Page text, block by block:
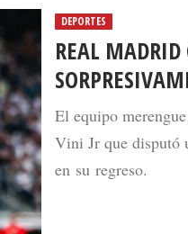
REAL MADRID
El equipo
Vini Jr que disputó
en su regreso.